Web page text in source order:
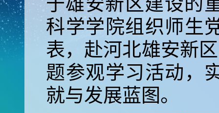
科学学院组织师生
表，赴河北雄安新
题参观学习活动，
就与发展蓝图。